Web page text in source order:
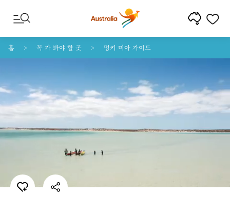
콘텐트로 건너뛰기
꼬리말 내비게이션으로 건너뛰기
홈 꼭 가 봐야 할 곳 멍키 미아 가이드